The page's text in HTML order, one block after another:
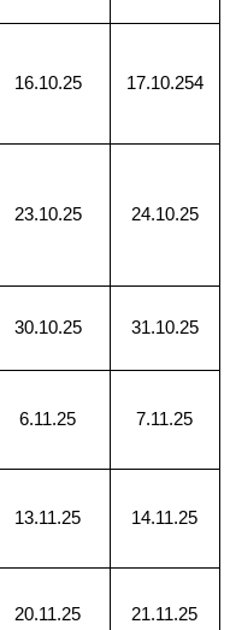
16.10.25 17.10.254
23.10.25 24.10.25
30.10.25 31.10.25
6.11.25 7.11.25
13.11.25 14.11.25
20.11.25 21.11.25